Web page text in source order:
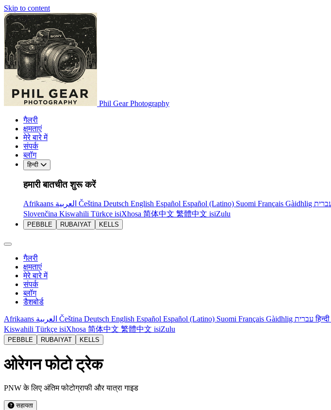
Skip to content
Phil Gear Photography
गैलरी
क्षमताएं
मेरे बारे में
संपर्क
ब्लॉग
हिन्दी
हमारी बातचीत शुरू करें
Afrikaans Čeština Deutsch English Español Español (Latino) Suomi Français Gàidhlig
Slovenčina Kiswahili Türkçe isiXhosa 简体中文 繁體中文 isiZulu
PEBBLE RUBAIYAT KELLS
गैलरी
क्षमताएं
मेरे बारे में
संपर्क
ब्लॉग
डैशबोर्ड
Afrikaans Čeština Deutsch English Español Español (Latino) Suomi Français Gàidhlig עבריתहिन्दी
Kiswahili Türkçe isiXhosa 简体中文 繁體中文 isiZulu
PEBBLE RUBAIYAT KELLS
ओरेगन फोटो ट्रेक
PNW के लिए अंतिम फोटोग्राफी और यात्रा गाइड
सहायता